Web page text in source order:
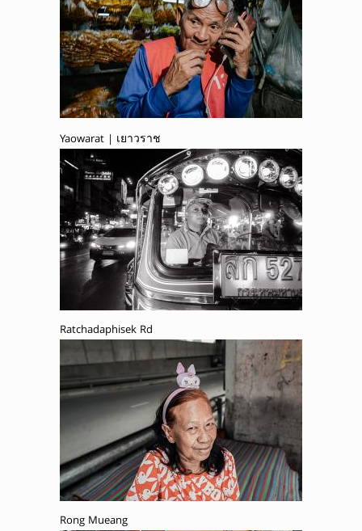
Yaowarat | เยาวราช
Ratchadaphisek Rd
Rong Mueang